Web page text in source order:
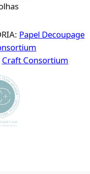
Papel Decoupage
Craft Consortium